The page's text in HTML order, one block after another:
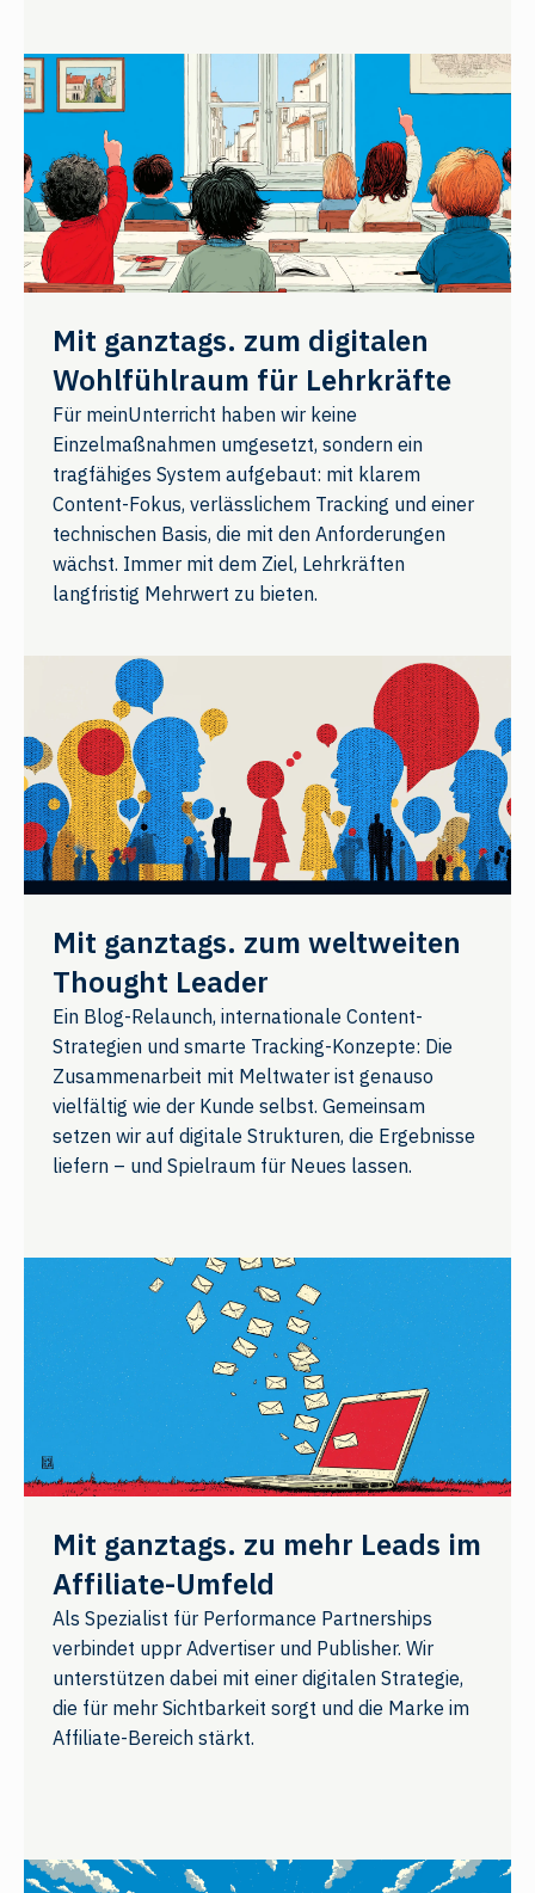
Mit ganztags. zum digitalen
Wohlfühlraum für Lehrkräfte
Für meinUnterricht haben wir keine
Einzelmaßnahmen umgesetzt, sondern ein
tragfähiges System aufgebaut: mit klarem
Content-Fokus, verlässlichem Tracking und einer
technischen Basis, die mit den Anforderungen
wächst. Immer mit dem Ziel, Lehrkräften
langfristig Mehrwert zu bieten.
Mit ganztags. zum weltweiten
Thought Leader
Ein Blog-Relaunch, internationale Content-
Strategien und smarte Tracking-Konzepte: Die
Zusammenarbeit mit Meltwater ist genauso
vielfältig wie der Kunde selbst. Gemeinsam
setzen wir auf digitale Strukturen, die Ergebnisse
liefern – und Spielraum für Neues lassen.
Mit ganztags. zu mehr Leads im
Affiliate-Umfeld
Als Spezialist für Performance Partnerships
verbindet uppr Advertiser und Publisher. Wir
unterstützen dabei mit einer digitalen Strategie,
die für mehr Sichtbarkeit sorgt und die Marke im
Affiliate-Bereich stärkt.